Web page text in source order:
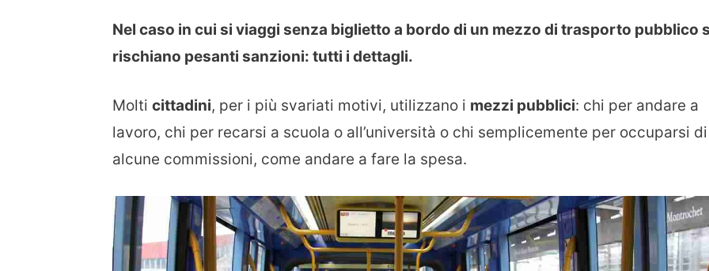
Nel caso in cui si viaggi senza biglietto a bordo di un mezzo di trasporto pubblico
rischiano pesanti sanzioni: tutti i dettagli.
Molti cittadini, per i più svariati motivi, utilizzano i mezzi pubblici: chi per andare a
lavoro, chi per recarsi a scuola o all’università o chi semplicemente per occuparsi di
alcune commissioni, come andare a fare la spesa.